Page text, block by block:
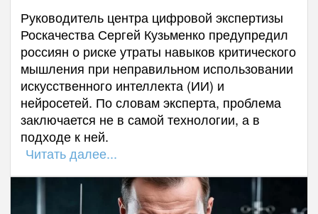
Руководитель центра цифровой экспертизы
Роскачества Сергей Кузьменко предупредил
россиян о риске утраты навыков критического
мышления при неправильном использовании
искусственного интеллекта (ИИ) и
нейросетей. По словам эксперта, проблема
заключается не в самой технологии, а в
подходе к ней.
Читать далее...